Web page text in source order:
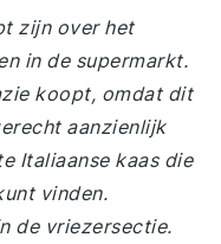
zijn over het
in de supermarkt.
koopt, omdat dit
aanzienlijk
Italiaanse kaas die
vinden.
de vriezersectie.